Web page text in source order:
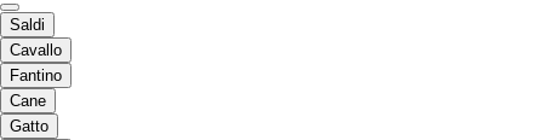
Saldi
Cavallo
Fantino
Cane
Gatto